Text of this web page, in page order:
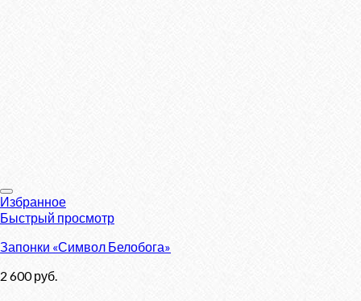
Избранное
Быстрый просмотр
Запонки «Символ Белобога»
2 600руб.